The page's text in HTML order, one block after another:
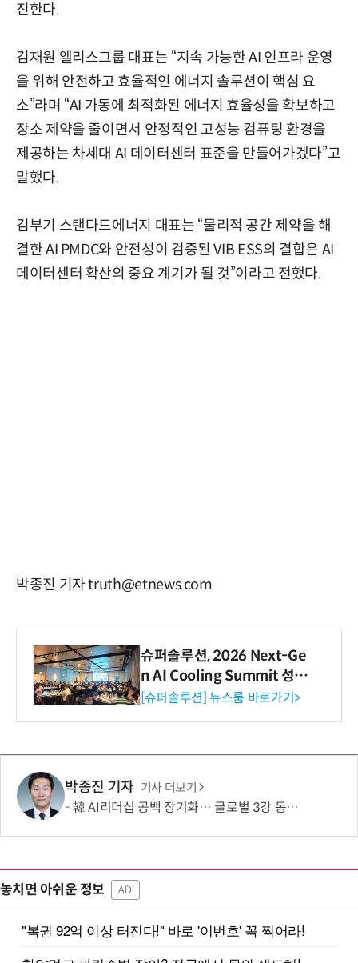
진한다.
김재원 엘리스그룹 대표는 “지속 가능한 AI 인프라 운영
을 위해 안전하고 효율적인 에너지 솔루션이 핵심 요
소”라며 “AI 가동에 최적화된 에너지 효율성을 확보하고
장소 제약을 줄이면서 안정적인 고성능 컴퓨팅 환경을
제공하는 차세대 AI 데이터센터 표준을 만들어가겠다”고
말했다.
김부기 스탠다드에너지 대표는 “물리적 공간 제약을 해
결한 AI PMDC와 안전성이 검증된 VIB ESS의 결합은 AI
데이터센터 확산의 중요 계기가 될 것”이라고 전했다.
박종진 기자 truth@etnews.com
슈퍼솔루션, 2026 Next-Ge
n AI Cooling Summit 성황
리 성료
[슈퍼솔루션] 뉴스룸 바로가기>
박종진 기자 기사 더보기
韓 AI리더십 공백 장기화… 글로벌 3강 동력 꺼져간다
놓치면 아쉬운 정보 AD